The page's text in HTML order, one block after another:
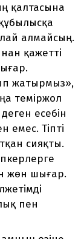
қалтасына
алмайсың.
қажетті
жатырмыз»,
теміржол
есебін
емес. Тіпті
сияқты.
жөн шығар.
пен